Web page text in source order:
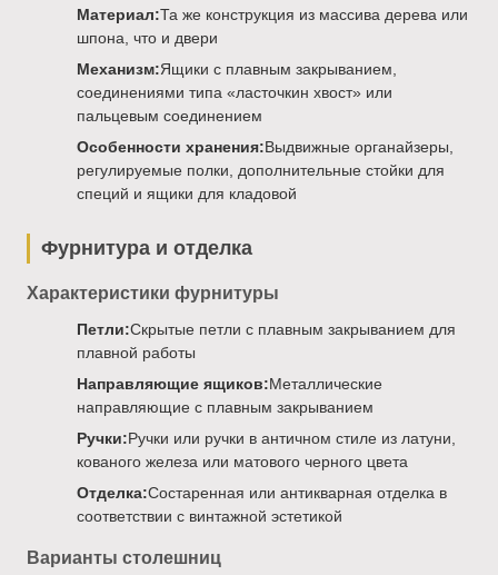
Материал:Та же конструкция из массива дерева или
шпона, что и двери
Механизм:Ящики с плавным закрыванием,
соединениями типа «ласточкин хвост» или
пальцевым соединением
Особенности хранения:Выдвижные органайзеры,
регулируемые полки, дополнительные стойки для
специй и ящики для кладовой
Фурнитура и отделка
Характеристики фурнитуры
Петли:Скрытые петли с плавным закрыванием для
плавной работы
Направляющие ящиков:Металлические
направляющие с плавным закрыванием
Ручки:Ручки или ручки в античном стиле из латуни,
кованого железа или матового черного цвета
Отделка:Состаренная или антикварная отделка в
соответствии с винтажной эстетикой
Варианты столешниц